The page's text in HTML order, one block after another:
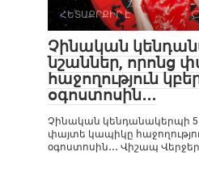
ՀԵՏԱՔՐՔԻՐ Է
Չինական
նշաններ, որոնց
հաջողություն
օգոստոսին․․․
Չինական կենդանակերպի 5
փայտե կապիկը
օգոստոսին․․․ Վիշապ